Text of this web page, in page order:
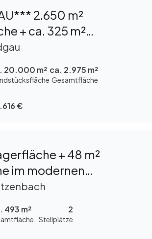
2.650 m²
+ ca. 325 m²
in Rodgau zu
20.000 m² ca. 2.975 m²
Gesamtfläche
€
+ 48 m²
im modernen
„Provisionsfrei“ zu
493 m² 2
Stellplätze